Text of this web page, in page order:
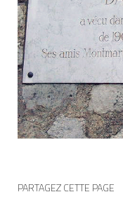
PARTAGEZ CETTE PAGE